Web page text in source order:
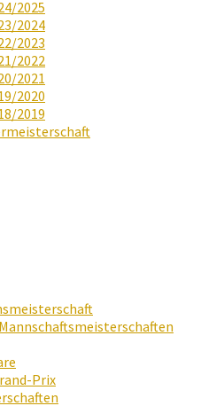
2025
2024
2023
2022
2021
2020
2019
Prix